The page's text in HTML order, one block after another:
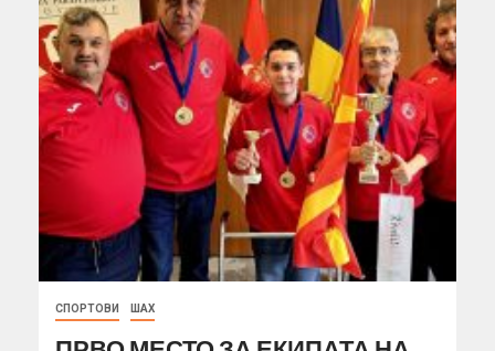
СПОРТОВИ ШАХ